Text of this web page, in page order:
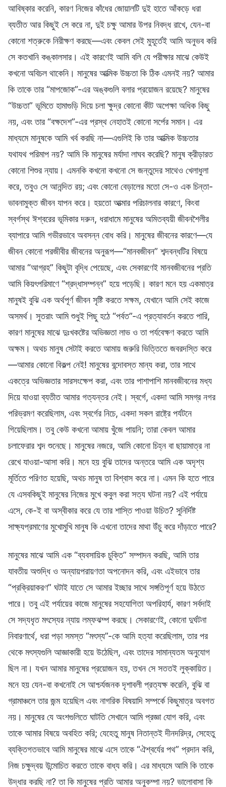
আবিষ্কার করেনি, কারণ নিজের কাঁধের জোয়ালটি দুই হাতে আঁকড়ে ধরা
ব্যতীত আর কিছুই সে করে না, দুই চক্ষু আমার উপর নিবদ্ধ রাখে, যেন-বা
কোনো শত্রুকে নিরীক্ষণ করছে—এবং কেবল সেই মুহূর্তেই আমি অনুভব করি
সে কতখানি কঙ্কালসার। এই কারণেই আমি বলি যে পরীক্ষার মাঝে কেউই
কখনো অবিচল থাকেনি। মানুষের আত্মিক উচ্চতা কি ঠিক এমনই নয়? আমার
কি তাকে তার “মাপজোক”-এর অঙ্কগুলি বলার প্রয়োজন রয়েছে? মানুষের
“উচ্চতা” ভূমিতে হামাগুড়ি দিয়ে চলা ক্ষুদ্র কোনো কীট অপেক্ষা অধিক কিছু
নয়, এবং তার “বক্ষদেশ”-এর প্রস্থ নেহাতই কোনো সর্পের সমান। এর
মাধ্যমে মানুষকে আমি খর্ব করছি না—এগুলিই কি তার আত্মিক উচ্চতার
যথাযথ পরিমাপ নয়? আমি কি মানুষের মর্যাদা লাঘব করেছি? মানুষ ক্রীড়ারত
কোনো শিশুর ন্যায়। এমনকি কখনো কখনো সে জন্তুদের সাথেও খেলাধুলা
করে, তবুও সে আনন্দিত রয়; এবং কোনো বেড়ালের মতো সে-ও এক চিন্তা-
ভাবনামুক্ত জীবন যাপন করে। হয়তো আত্মার পরিচালনার কারণে, কিংবা
স্বর্গস্থ ঈশ্বরের ভূমিকার দরুন, ধরাধামে মানুষের অমিতব্যয়ী জীবনশৈলীর
ব্যাপারে আমি গভীরভাবে অবসন্ন বোধ করি। মানুষের জীবনের কারণে—যে
জীবন কোনো পরজীবীর জীবনের অনুরূপ—“মানবজীবন” শব্দবন্ধটির বিষয়ে
আমার “আগ্রহ” কিছুটা বৃদ্ধি পেয়েছে, এবং সেকারণেই মানবজীবনের প্রতি
আমি কিয়ৎপরিমাণে “শ্রদ্ধাসম্পন্ন” হয়ে পড়েছি। কারণ মনে হয় একমাত্র
মানুষই বুঝি এক অর্থপূর্ণ জীবন সৃষ্টি করতে সক্ষম, যেখানে আমি সেই কাজে
অসমর্থ। সুতরাং আমি শুধুই পিছু হঠে “পর্বত”-এ প্রত্যাবর্তন করতে পারি,
কারণ মানুষের মাঝে দুঃখকষ্টের অভিজ্ঞতা লাভ ও তা পর্যবেক্ষণ করতে আমি
অক্ষম। অথচ মানুষ সেটাই করতে আমায় জরুরি ভিত্তিতে জবরদস্তি করে
—আমার কোনো বিকল্প নেই! মানুষের বন্দোবস্ত মান্য করা, তার সাথে
একত্রে অভিজ্ঞতার সারসংক্ষেপ করা, এবং তার পাশাপাশি মানবজীবনের মধ্য
দিয়ে যাওয়া ব্যতীত আমার গত্যন্তর নেই। স্বর্গে, একদা আমি সমগ্র নগর
পরিভ্রমণ করেছিলাম, এবং স্বর্গের নিচে, একদা সকল রাষ্ট্রে পর্যটনে
গিয়েছিলাম। তবু কেউ কখনো আমায় খুঁজে পায়নি; তারা কেবল আমার
চলাফেরার শব্দ শুনেছে। মানুষের নজরে, আমি কোনো চিহ্ন বা ছায়ামাত্র না
রেখে যাওয়া-আসা করি। মনে হয় বুঝি তাদের অন্তরে আমি এক অদৃশ্য
মূর্তিতে পরিণত হয়েছি, অথচ মানুষ তা বিশ্বাস করে না। এমন কি হতে পারে
যে এসবকিছুই মানুষের নিজের মুখে কবুল করা সত্য ঘটনা নয়? এই পর্যায়ে
এসে, কে-ই বা অস্বীকার করে যে তার শাস্তি পাওয়া উচিত? সুনির্দিষ্ট
সাক্ষ্যপ্রমাণের মুখোমুখি মানুষ কি এখনো তাদের মাথা উঁচু করে দাঁড়াতে পারে?
মানুষের মাঝে আমি এক “ব্যবসায়িক চুক্তি” সম্পাদন করছি, আমি তার
যাবতীয় অশুদ্ধি ও অন্যায়পরায়ণতা অপনোদন করি, এবং এইভাবে তার
“প্রক্রিয়াকরণ” ঘটাই যাতে সে আমার ইচ্ছার সাথে সঙ্গতিপূর্ণ হয়ে উঠতে
পারে। তবু এই পর্যায়ের কাজে মানুষের সহযোগিতা অপরিহার্য, কারণ সর্বদাই
সে সদ্যধৃত মৎস্যের ন্যায় লম্ফঝম্প করছে। সেকারণেই, কোনো দুর্ঘটনা
নিবারণার্থে, ধরা পড়া সমস্ত “মৎস্য”-কে আমি হত্যা করেছিলাম, তার পর
থেকে মৎস্যগুলি আজ্ঞাকারী হয়ে উঠেছিল, এবং তাদের সামান্যতম অনুযোগ
ছিল না। যখন আমার মানুষের প্রয়োজন হয়, তখন সে সততই লুক্কায়িত।
মনে হয় যেন-বা কখনোই সে আশ্চর্যজনক দৃশাবলী প্রত্যক্ষ করেনি, বুঝি বা
গ্রামাঞ্চলে তার জন্ম হয়েছিল এবং নাগরিক বিষয়াদি সম্পর্কে কিছুমাত্র অবগত
নয়। মানুষের যে অংশগুলিতে ঘাটতি সেখানে আমি প্রজ্ঞা যোগ করি, এবং
তাকে আমার বিষয়ে অবহিত করি; যেহেতু মানুষ নিতান্তই দীনদরিদ্র, সেহেতু
ব্যক্তিগতভাবে আমি মানুষের মাঝে এসে তাকে “ঐশ্বর্যের পথ” প্রদান করি,
নিজ চক্ষুদ্বয় উন্মোচিত করতে তাকে বাধ্য করি। এর মাধ্যমে আমি কি তাকে
উদ্ধার করছি না? তা কি মানুষের প্রতি আমার অনুকম্পা নয়? ভালোবাসা কি